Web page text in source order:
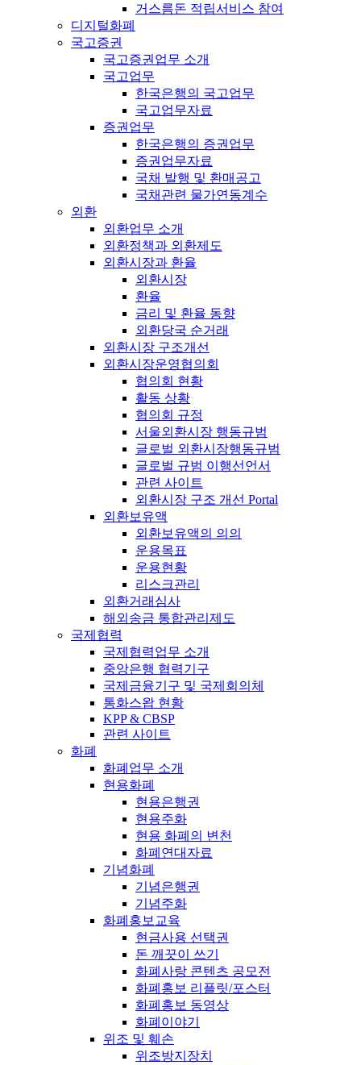
거스름돈 적립서비스 참여
디지털화폐
국고증권
국고증권업무 소개
국고업무
한국은행의 국고업무
국고업무자료
증권업무
한국은행의 증권업무
증권업무자료
국채 발행 및 환매공고
국채관련 물가연동계수
외환
외환업무 소개
외환정책과 외환제도
외환시장과 환율
외환시장
환율
금리 및 환율 동향
외환당국 순거래
외환시장 구조개선
외환시장운영협의회
협의회 현황
활동 상황
협의회 규정
서울외환시장 행동규범
글로벌 외환시장행동규범
글로벌 규범 이행선언서
관련 사이트
외환시장 구조 개선 Portal
외환보유액
외환보유액의 의의
운용목표
운용현황
리스크관리
외환거래심사
해외송금 통합관리제도
국제협력
국제협력업무 소개
중앙은행 협력기구
국제금융기구 및 국제회의체
통화스왑 현황
KPP & CBSP
관련 사이트
화폐
화폐업무 소개
현용화폐
현용은행권
현용주화
현용 화폐의 변천
화폐연대자료
기념화폐
기념은행권
기념주화
화폐홍보교육
현금사용 선택권
돈 깨끗이 쓰기
화폐사랑 콘텐츠 공모전
화폐홍보 리플릿/포스터
화폐홍보 동영상
화폐이야기
위조 및 훼손
위조방지장치